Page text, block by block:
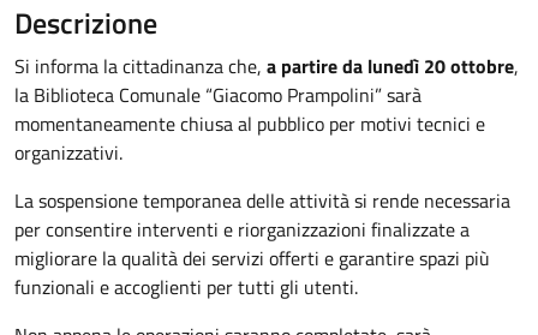
Descrizione
Si informa la cittadinanza che, a partire da lunedì 20 ottobre,
la Biblioteca Comunale “Giacomo Prampolini” sarà
momentaneamente chiusa al pubblico per motivi tecnici e
organizzativi.
La sospensione temporanea delle attività si rende necessaria
per consentire interventi e riorganizzazioni finalizzate a
migliorare la qualità dei servizi offerti e garantire spazi più
funzionali e accoglienti per tutti gli utenti.